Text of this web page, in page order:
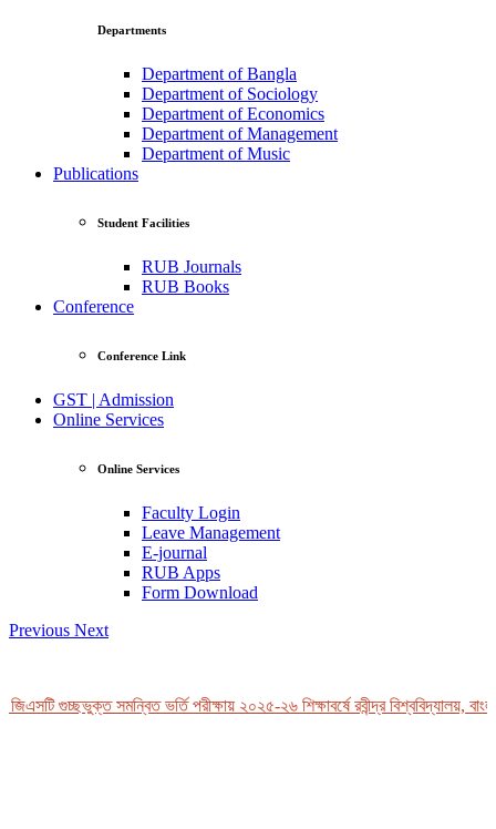
Departments
Department of Bangla
Department of Sociology
Department of Economics
Department of Management
Department of Music
Publications
Student Facilities
RUB Journals
RUB Books
Conference
Conference Link
GST | Admission
Online Services
Online Services
Faculty Login
Leave Management
E-journal
RUB Apps
Form Download
Previous Next
গুচ্ছভুক্ত সমন্বিত ভর্তি পরীক্ষায় ২০২৫-২৬ শিক্ষাবর্ষে রবীন্দ্র বিশ্ববিদ্যালয়,